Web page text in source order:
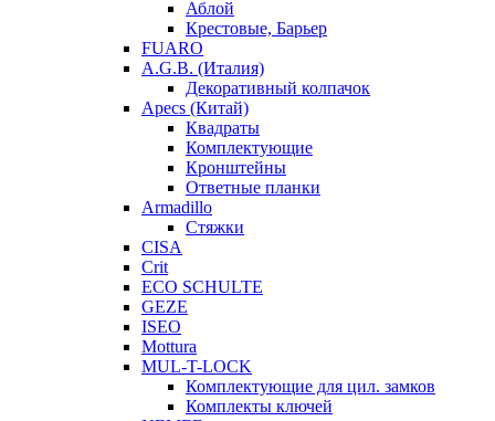
Аблой
Крестовые, Барьер
FUARO
A.G.B. (Италия)
Декоративный колпачок
Apecs (Китай)
Квадраты
Комплектующие
Кронштейны
Ответные планки
Armadillo
Стяжки
CISA
Crit
ECO SCHULTE
GEZE
ISEO
Mottura
MUL-T-LOCK
Комплектующие для цил. замков
Комплекты ключей